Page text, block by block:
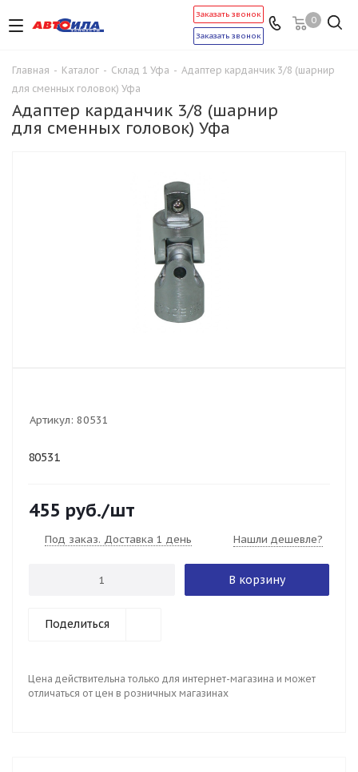
0
Заказать звонок
Заказать звонок
Главная - Каталог - Склад 1 Уфа - Адаптер карданчик 3/8 (шарнир
для сменных головок) Уфа
Адаптер карданчик 3/8 (шарнир
для сменных головок) Уфа
Артикул: 80531
80531
455 руб./шт
Под заказ. Доставка 1 день Нашли дешевле?
В корзину
Поделиться
Цена действительна только для интернет-магазина и может
отличаться от цен в розничных магазинах